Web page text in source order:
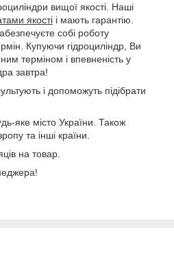
вищої якості. Наші
якості і мають гарантію.
собі роботу
Купуючи гідроциліндр, Ви
терміном і впевненість у
завтра!
і допоможуть підібрати
яке місто України. Також
та інші країни.
на товар.